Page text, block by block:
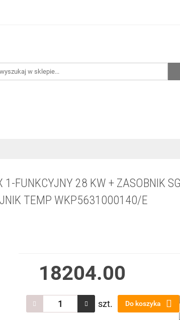
FUNKCYJNY 28 KW + ZASOBNIK
TEMP WKP5631000140/E
18204.00
szt. Do koszyka